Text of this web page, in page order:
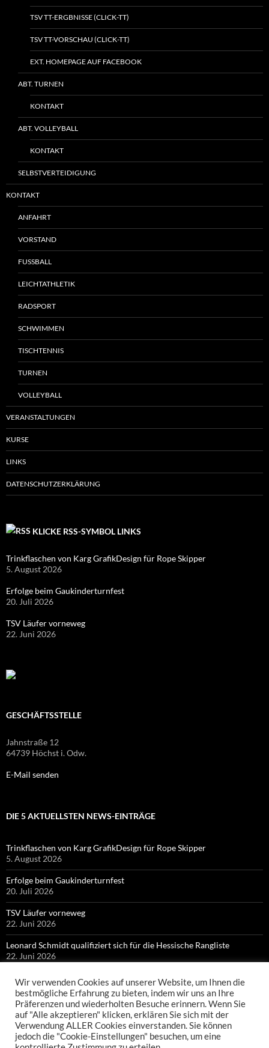
TSV TT-ERGBNISSE (CLICK-TT)
TSV TT-VORSCHAU (CLICK-TT)
EXT. HOMEPAGE AUF FACEBOOK
ABT. TURNEN
KONTAKT
ABT. VOLLEYBALL
KONTAKT
SELBSTVERTEIDIGUNG
KONTAKT
ANFAHRT
VORSTAND
FUSSBALL
LEICHTATHLETIK
RADSPORT
SCHWIMMEN
TISCHTENNIS
TURNEN
VOLLEYBALL
VERANSTALTUNGEN
KURSE
LINKS
DATENSCHUTZERKLÄRUNG
KLICKE RSS-SYMBOL LINKS
Trinkflaschen von Karg GrafikDesign für Rope Skipper
5. August 2026
Erfolge beim Gaukinderturnfest
20. Juli 2026
TSV Läufer vorneweg
22. Juni 2026
GESCHÄFTSSTELLE
Jahnstraße 12
64739 Höchst i. Odw.
E-Mail senden
DIE 5 AKTUELLSTEN NEWS-EINTRÄGE
Trinkflaschen von Karg GrafikDesign für Rope Skipper
5. August 2026
Erfolge beim Gaukinderturnfest
20. Juli 2026
TSV Läufer vorneweg
22. Juni 2026
Leonard Schmidt qualifiziert sich für die Hessische Rangliste
22. Juni 2026
Bronze für Colin Bischof bei Hessischen Meisterschaften
21. Juni 2026
Wir verwenden Cookies auf unserer Website, um Ihnen die
bestmögliche Erfahrung zu bieten, indem wir uns an Ihre
Präferenzen und wiederholten Besuche erinnern. Wenn Sie
auf "Alle akzeptieren" klicken, erklären Sie sich mit der
Verwendung ALLER Cookies einverstanden. Sie können
jedoch die "Cookie-Einstellungen" besuchen, um eine